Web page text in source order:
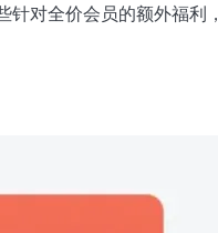
对全价会员的额外福利，